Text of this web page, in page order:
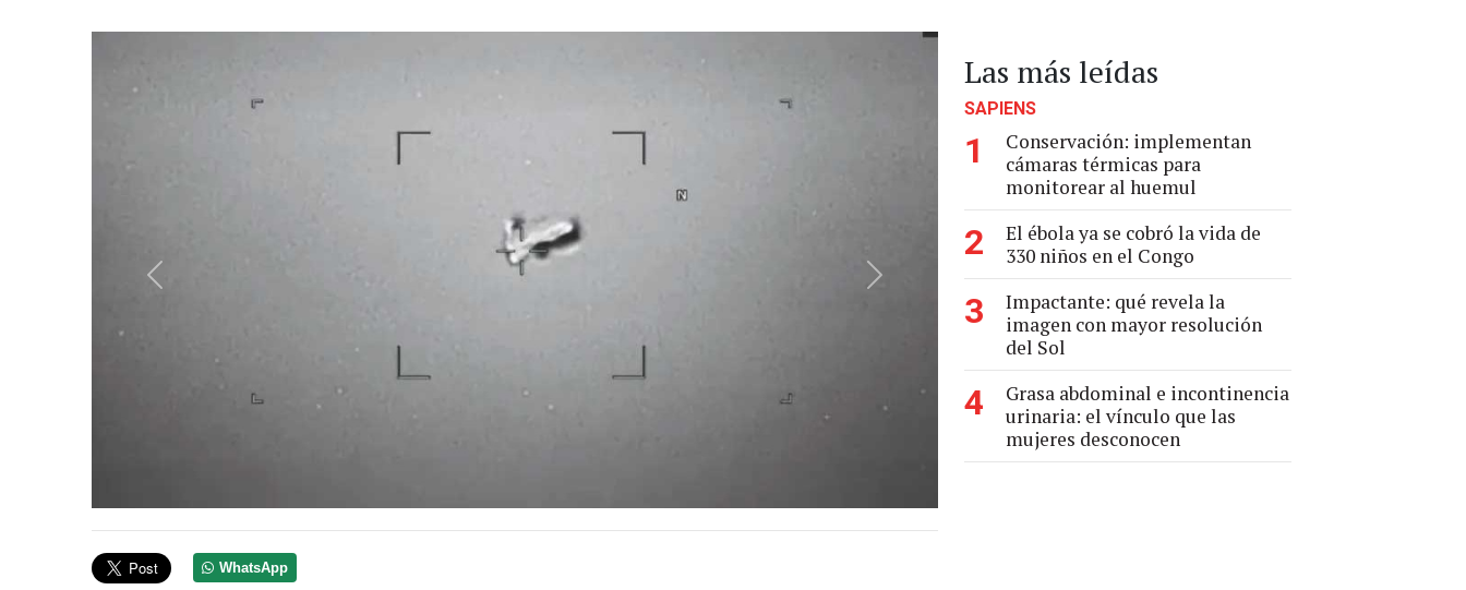
Anterior Siguiente
WhatsApp
Las más leídas
SAPIENS
1
Conservación: implementan
cámaras térmicas para
monitorear al huemul
2
El ébola ya se cobró la vida de
330 niños en el Congo
3
Impactante: qué revela la
imagen con mayor resolución
del Sol
4
Grasa abdominal e incontinencia
urinaria: el vínculo que las
mujeres desconocen